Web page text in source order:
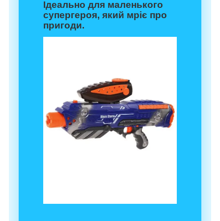
Ідеально для маленького
супергероя, який мріє про
пригоди.